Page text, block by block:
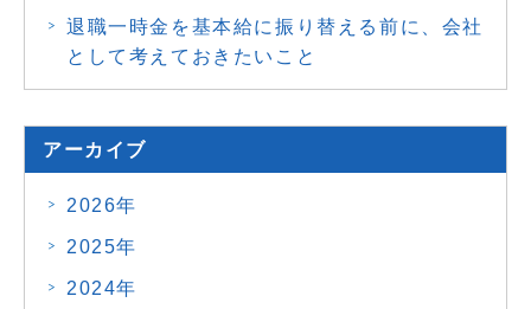
退職一時金を基本給に振り替える前に、会社
として考えておきたいこと
アーカイブ
2026年
2025年
2024年